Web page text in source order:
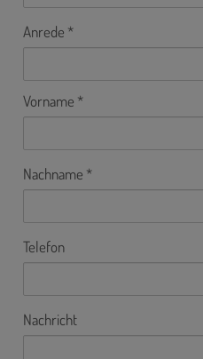
Anrede
Vorname
Nachname
Telefon
Nachricht